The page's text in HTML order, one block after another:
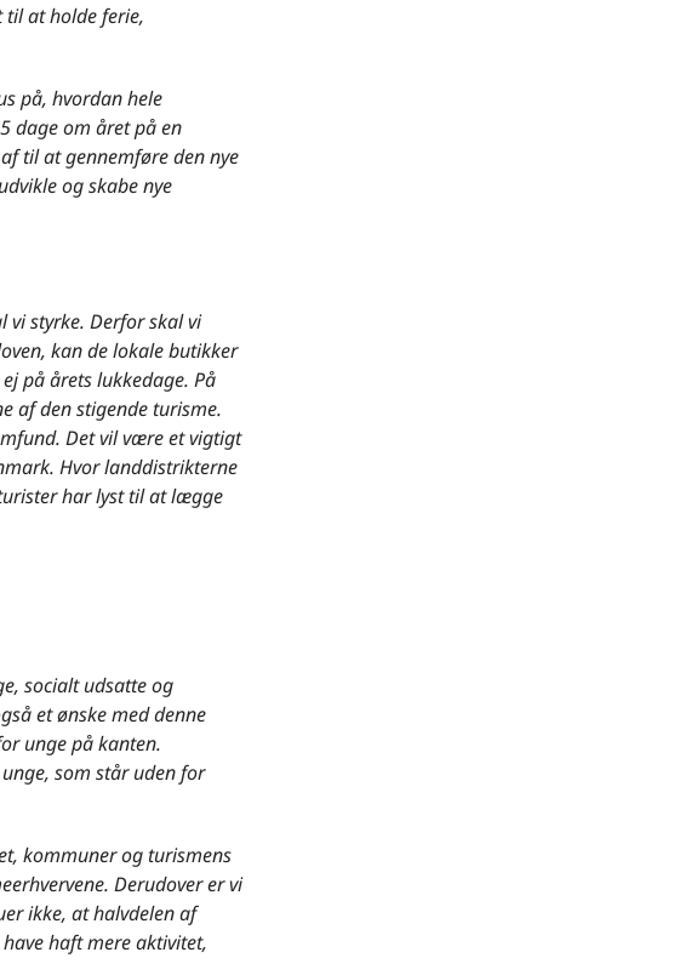
til at holde ferie,
på, hvordan hele
dage om året på en
til at gennemføre den nye
og skabe nye
styrke. Derfor skal vi
kan de lokale butikker
på årets lukkedage. På
af den stigende turisme.
Det vil være et vigtigt
Hvor landdistrikterne
har lyst til at lægge
socialt udsatte og
et ønske med denne
unge på kanten.
som står uden for
kommuner og turismens
Derudover er vi
ikke, at halvdelen af
haft mere aktivitet,